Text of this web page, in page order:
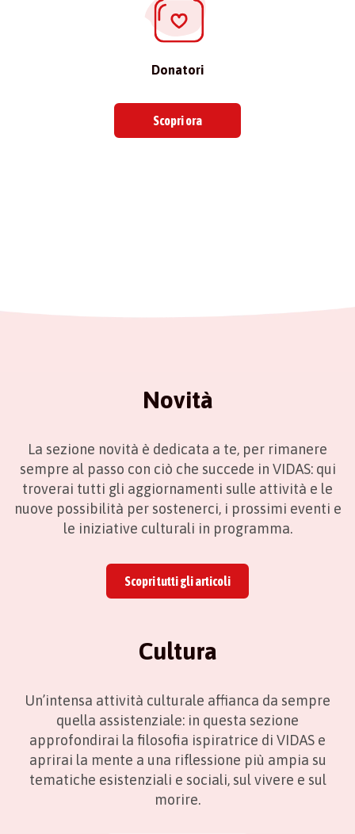
Donatori
Scopri ora
Novità
La sezione novità è dedicata a te, per rimanere
sempre al passo con ciò che succede in VIDAS: qui
troverai tutti gli aggiornamenti sulle attività e le
nuove possibilità per sostenerci, i prossimi eventi e
le iniziative culturali in programma.
Scopri tutti gli articoli
Cultura
Un’intensa attività culturale affianca da sempre
quella assistenziale: in questa sezione
approfondirai la filosofia ispiratrice di VIDAS e
aprirai la mente a una riflessione più ampia su
tematiche esistenziali e sociali, sul vivere e sul
morire.